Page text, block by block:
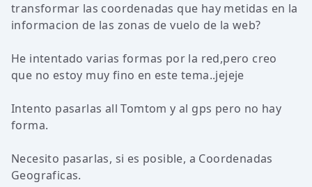
transformar las coordenadas que hay metidas en la
informacion de las zonas de vuelo de la web?
He intentado varias formas por la red,pero creo
que no estoy muy fino en este tema..jejeje
Intento pasarlas all Tomtom y al gps pero no hay
forma.
Necesito pasarlas, si es posible, a Coordenadas
Geograficas.